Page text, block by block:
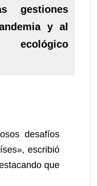
gestiones
y al
desafíos
escribió
que